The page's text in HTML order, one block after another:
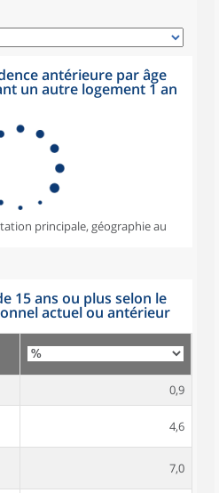
antérieure par âge
un autre logement 1 an
principale, géographie au
15 ans ou plus selon le
actuel ou antérieur
0,9
4,6
7,0